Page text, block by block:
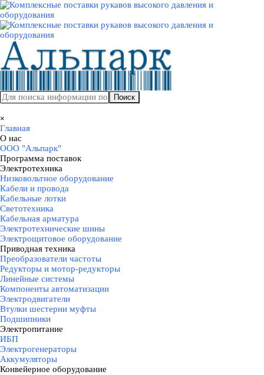
Перейти к контенту
Поиск
×
Главная
О нас
ООО "Альпарк"
Программа поставок
Электротехника
Низковольтное оборудование
Кабели и провода
Кабельные лотки
Светотехника
Кабельная арматура
Электротехнические шины
Электрощитовое оборудование
Приводная техника
Преобразователи частоты
Редукторы и мотор-редукторы
Линейные системы
Компоненты автоматизации
Электродвигатели
Втулки шестерни муфты
Подшипники
Электропитание
ИБП
Электрогенераторы
Аккумуляторы
Конвейерное оборудование